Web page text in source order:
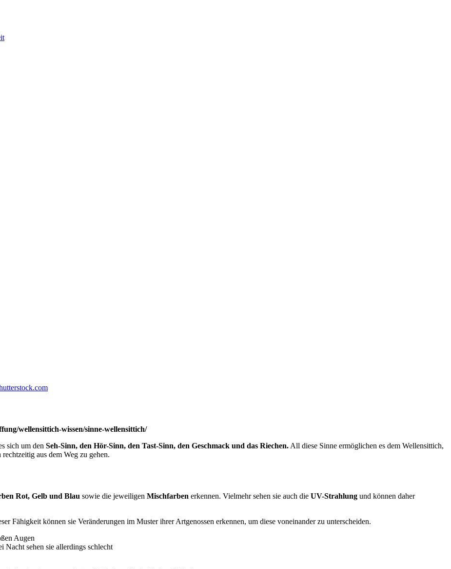
wellensittich-wissen/sinne-wellensittich/
sich um den Seh-Sinn, den Hör-Sinn, den Tast-Sinn, den Geschmack und das Riechen. All diese Sinne ermöglichen es dem Wellensittich,
aus dem Weg zu gehen.
Rot, Gelb und Blau sowie die jeweiligen Mischfarben erkennen. Vielmehr sehen sie auch die UV-Strahlung und können daher
Fähigkeit können sie Veränderungen im Muster ihrer Artgenossen erkennen, um diese voneinander zu unterscheiden.
Nacht sehen sie allerdings schlecht